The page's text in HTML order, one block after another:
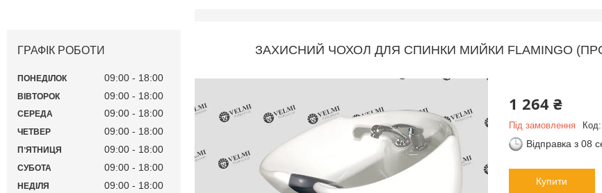
ЗАХИСНИЙ ЧОХОЛ ДЛЯ СПИНКИ МИЙКИ FLAMINGO
1 264 ₴
Під замовлення Код:
Відправка з 08
Купити
ГРАФІК РОБОТИ
ПОНЕДІЛОК 09:00 18:00
ВІВТОРОК 09:00 18:00
СЕРЕДА 09:00 18:00
ЧЕТВЕР 09:00 18:00
ПʼЯТНИЦЯ 09:00 18:00
СУБОТА 09:00 18:00
НЕДІЛЯ 09:00 18:00